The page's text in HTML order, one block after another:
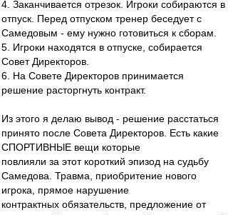
4. Заканчивается отрезок. Игроки собираются в
отпуск. Перед отпуском тренер беседует с
Самедовым - ему нужно готовиться к сборам.
5. Игроки находятся в отпуске, собирается
Совет Директоров.
6. На Совете Директоров принимается
решение расторгнуть контракт.
Из этого я делаю вывод - решение расстаться
принято после Совета Директоров. Есть какие
СПОРТИВНЫЕ вещи которые
повлияли за этот короткий эпизод на судьбу
Самедова. Травма, приобритение нового
игрока, прямое нарушение
контрактных обязательств, предложение от